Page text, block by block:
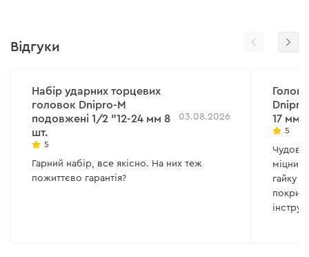
Відгуки
Набір ударних торцевих
головок Dnipro-M
подовжені 1/2 "12-24 мм 8
шт.
5
03.08.2026
Гарний набір, все якісно. На них теж
пожиттєво гарантія?
17 мм
5
Чудова
гайку